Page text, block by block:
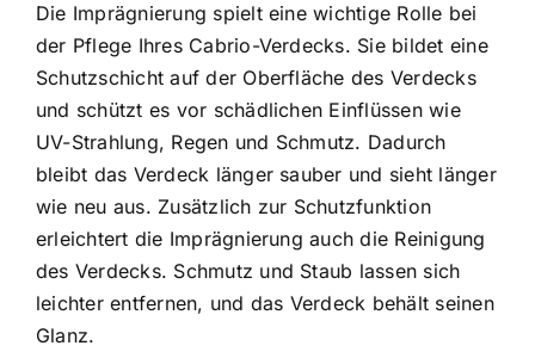
Die Imprägnierung spielt eine wichtige Rolle bei
der Pflege Ihres Cabrio-Verdecks. Sie bildet eine
Schutzschicht auf der Oberfläche des Verdecks
und schützt es vor schädlichen Einflüssen wie
UV-Strahlung, Regen und Schmutz. Dadurch
bleibt das Verdeck länger sauber und sieht länger
wie neu aus. Zusätzlich zur Schutzfunktion
erleichtert die Imprägnierung auch die Reinigung
des Verdecks. Schmutz und Staub lassen sich
leichter entfernen, und das Verdeck behält seinen
Glanz.